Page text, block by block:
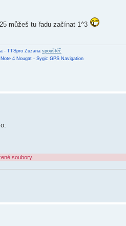
můžeš tu řadu začínat 1^3
- TTSpro Zuzana spouštěč
4 Nougat - Sygic GPS Navigation
soubory.